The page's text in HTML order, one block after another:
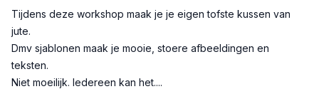
Beschrijving
Tijdens deze workshop maak je je eigen tofste kussen van
jute.
Dmv sjablonen maak je mooie, stoere afbeeldingen en
teksten.
Niet moeilijk. Iedereen kan het....